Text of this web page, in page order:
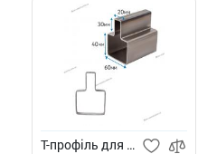
Т-профіль для воріт